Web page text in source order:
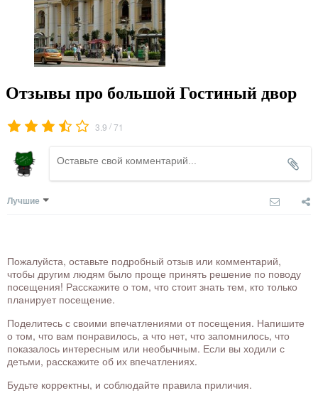
Отзывы про большой Гостиный двор
3.9 /71
Лучшие
Пожалуйста, оставьте подробный отзыв или комментарий,
чтобы другим людям было проще принять решение по поводу
посещения! Расскажите о том, что стоит знать тем, кто только
планирует посещение.
Поделитесь с своими впечатлениями от посещения. Напишите
о том, что вам понравилось, а что нет, что запомнилось, что
показалось интересным или необычным. Если вы ходили с
детьми, расскажите об их впечатлениях.
Будьте корректны, и соблюдайте правила приличия.